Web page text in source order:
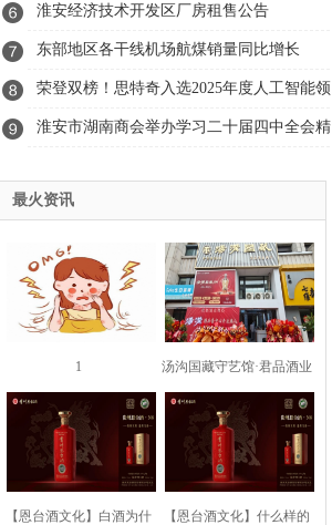
线运行
淮安经济技术开发区厂房租售公告
东部地区各干线机场航煤销量同比增长
26.8%
荣登双榜！思特奇入选2025年度人工智能领
军企业100强、百大AI产品两大榜单
淮安市湖南商会举办学习二十届四中全会精
最火资讯
1 汤沟国藏守艺馆·君品酒业
商行在淮安盛大开业
【恩台酒文化】白酒为什 【恩台酒文化】什么样的